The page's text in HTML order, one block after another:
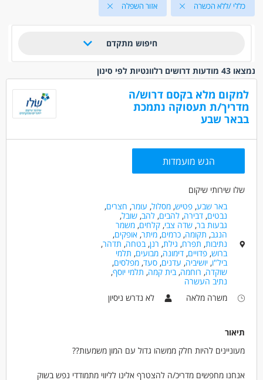
כללי /ללא הכשרה אזור השפלה
חיפוש מתקדם
נמצאו 43 מודעות דרושים רלוונטיות לפי סינון
למקום מלא בקסם דרוש/ה
מדריך/ת תעסוקה נתמכת
בבאר שבע
הגש מועמדות
שלו שירותי שיקום
באר שבע,פטיש,מסלול, עומר, חצרים,
נבטים,דבירה,להבים,להב,שובל,
גבעות בר,שדה צבי,קלחים,משמר
הנגב, תקומה,כרמים,מיתר,אופקים,
נתיבות, תפרח, גילת, רנן,בטחה,תדהר,
ברוש,פדויים,דימונה,מבועים, תלמי
ביל"ו,יושיביה, עדנים,סעד,מפלסים,
שוקדה, רוחמה,בית קמה, תלמי יוסף,
נתיב העשרה
משרה מלאה
לא נדרש ניסיון
תיאור
מעוניינים להיות חלק ממשהו גדול עם המון משמעות??
אנחנו מחפשים מדריכ/ה להצטרף אלינו לליווי מתמודדי נפש בשוק